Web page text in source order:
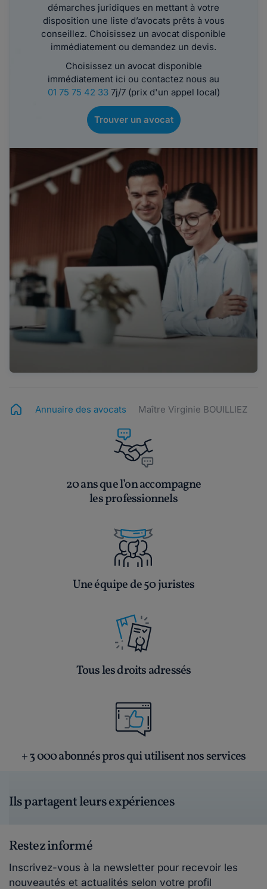
démarches juridiques en mettant à votre
disposition une liste d’avocats prêts à vous
conseillez. Choisissez un avocat disponible
immédiatement ou demandez un devis.
Choisissez un avocat disponible
immédiatement ici ou contactez nous au
01 75 75 42 337j/7 (prix d'un appel local)
Trouver un avocat
Annuaire des avocats Maître Virginie BOUILLIEZ
20 ans que l’on accompagne
les professionnels
Une équipe de 50 juristes
Tous les droits adressés
+ 3 000 abonnés pros qui utilisent nos services
Ils partagent leurs expériences
Restez informé
Inscrivez-vous à la newsletter pour recevoir les
nouveautés et actualités selon votre profil